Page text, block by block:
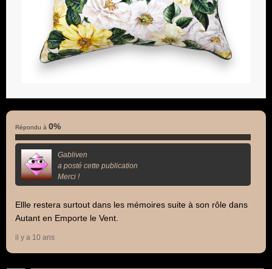
Répondu à 0%
Gabliven
a posté cette publication
Merci !
Ellle restera surtout dans les mémoires suite à son rôle dans
Autant en Emporte le Vent.
il y a 10 ans